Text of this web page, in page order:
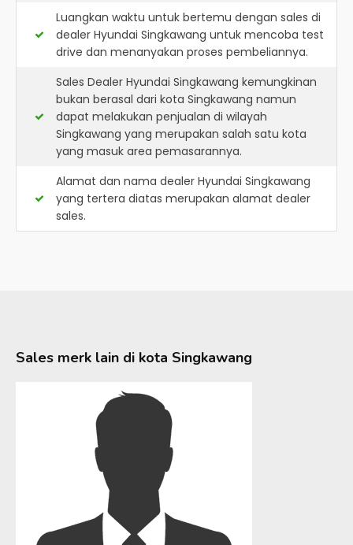
Luangkan waktu untuk bertemu dengan sales di
dealer Hyundai Singkawang untuk mencoba test
drive dan menanyakan proses pembeliannya.
Sales Dealer Hyundai Singkawang kemungkinan
bukan berasal dari kota Singkawang namun
dapat melakukan penjualan di wilayah
Singkawang yang merupakan salah satu kota
yang masuk area pemasarannya.
Alamat dan nama dealer Hyundai Singkawang
yang tertera diatas merupakan alamat dealer
sales.
Sales merk lain di kota Singkawang